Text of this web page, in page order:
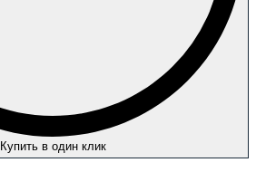
Купить в один клик